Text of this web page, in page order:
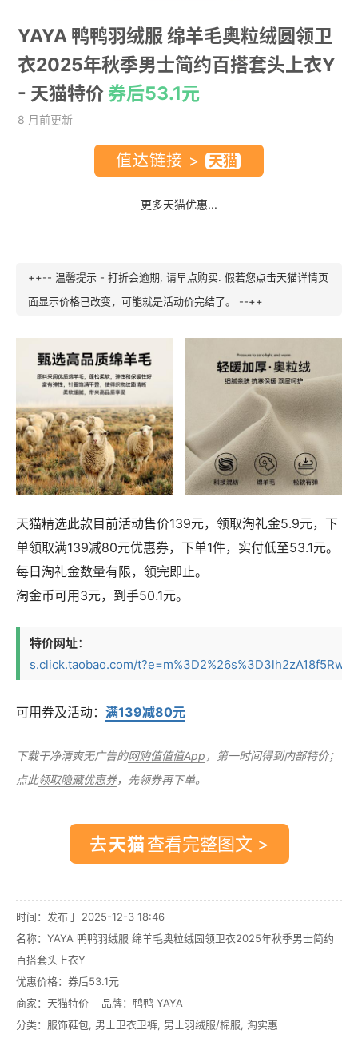
YAYA 鸭鸭羽绒服 绵羊毛奥粒绒圆领卫
衣2025年秋季男士简约百搭套头上衣Y
- 天猫特价 券后53.1元
8 月前更新
值达链接 >
更多天猫优惠...
++-- 温馨提示 - 打折会逾期, 请早点购买. 假若您点击天猫详情页
面显示价格已改变，可能就是活动价完结了。 --++
天猫精选此款目前活动售价139元，领取淘礼金5.9元，下
单领取满139减80元优惠券，下单1件，实付低至53.1元。
每日淘礼金数量有限，领完即止。
淘金币可用3元，到手50.1元。
特价网址：
s.click.taobao.com/
可用券及活动： 满139减80元
下载干净清爽无广告的网购值值值App ，第一时间得到内部特价；
点此领取隐藏优惠券，先领券再下单。
去 查看完整图文 >
时间：发布于 2025-12-3 18:46
名称： YAYA 鸭鸭羽绒服 绵羊毛奥粒绒圆领卫衣2025年秋季男士简约
百搭套头上衣Y
优惠价格： 券后53.1元
商家： 天猫特价 品牌： 鸭鸭 YAYA
分类： 服饰鞋包, 男士卫衣卫裤, 男士羽绒服/棉服, 淘实惠